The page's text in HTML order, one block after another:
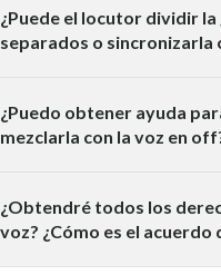
¿Puede el locutor dividir
separados o sincronizarla
¿Puedo obtener ayuda
mezclarla con la voz en
¿Obtendré todos los
voz? ¿Cómo es el acuerdo